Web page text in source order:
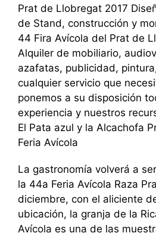
Prat de Llobregat 2017
de Stand, construcción y
44 Fira Avícola del Prat de
Alquiler de mobiliario,
azafatas, publicidad,
cualquier servicio que
ponemos a su disposición
experiencia y nuestros
El Pata azul y la Alcachofa
Feria Avícola
La gastronomía volverá a
la 44a Feria Avícola Raza
diciembre, con el aliciente
ubicación, la granja de la
Avícola es una de las